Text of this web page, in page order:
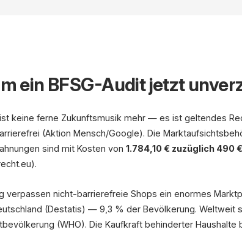
ein BFSG-Audit jetzt
ist keine ferne Zukunftsmusik mehr — es ist geltendes
(Aktion Mensch/Google). Die
sind mit Kosten von 1.784,10 € zuzüglich 490
verpassen nicht-barrierefreie Shops ein enormes
(Destatis) — 9,3 % der Bevölkerung. Weltweit
(WHO). Die Kaufkraft behinderter Haushalte